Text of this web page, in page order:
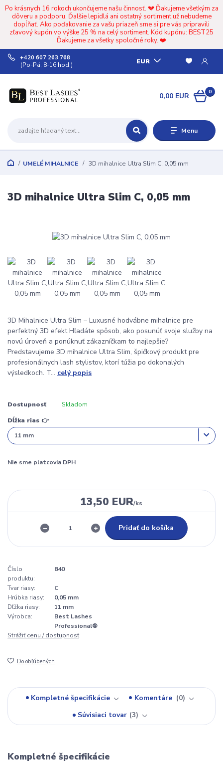
Po krásnych 16 rokoch ukončujeme našu činnosť. 💔 Ďakujeme všetkým za
dôveru a podporu. Ďalšie lepidlá ani ostatný sortiment už nebudeme
dopĺňať. Ako poďakovanie za vašu priazeň sme si pre vás pripravili
zľavový kupón vo výške 25 % na celý sortiment. Kód kupónu: BEST25
Ďakujeme za všetky spoločné roky. ❤️
Menu
EUR
+420 607 263 768
(Po-Pá, 8-16 hod.)
0
0,00 EUR
UMELÉ MIHALNICE 3D mihalnice Ultra Slim C, 0,05 mm
3D mihalnice Ultra Slim C, 0,05 mm
3D Mihalnice Ultra Slim – Luxusné hodvábne mihalnice pre
perfektný 3D efekt Hľadáte spôsob, ako posunúť svoje služby na
novú úroveň a ponúknuť zákazníčkam to najlepšie?
Predstavujeme 3D mihalnice Ultra Slim, špičkový produkt pre
profesionálnych lash stylistov, ktorí túžia po dokonalých
výsledkoch. T... celý popis
Dostupnosť Skladom
Dĺžka rias 👉
Nie sme platcovia DPH
13,50 EUR/ks
Pridať do košíka
Číslo
produktu:
840
Tvar riasy:
C
Hrúbka riasy:
0,05 mm
Dľžka riasy:
11 mm
Výrobca:
Best Lashes
Professional®
Strážiť cenu / dostupnosť
Do obľúbených
Kompletné špecifikácie Komentáre
0
Súvisiaci tovar 3
Kompletné špecifikácie